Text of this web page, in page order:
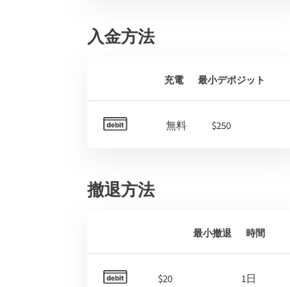
入金方法
充電 最小デポジット
無料 $250
撤退方法
最小撤退 時間
$20 1日